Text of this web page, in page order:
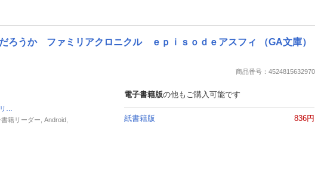
ろうか ファミリアクロニクル ｅｐｉｓｏｄｅアスフィ （GA文庫）
商品番号：4524815632970
…
籍リーダー, Android,
電子書籍版の他もご購入可能です
紙書籍版 836円